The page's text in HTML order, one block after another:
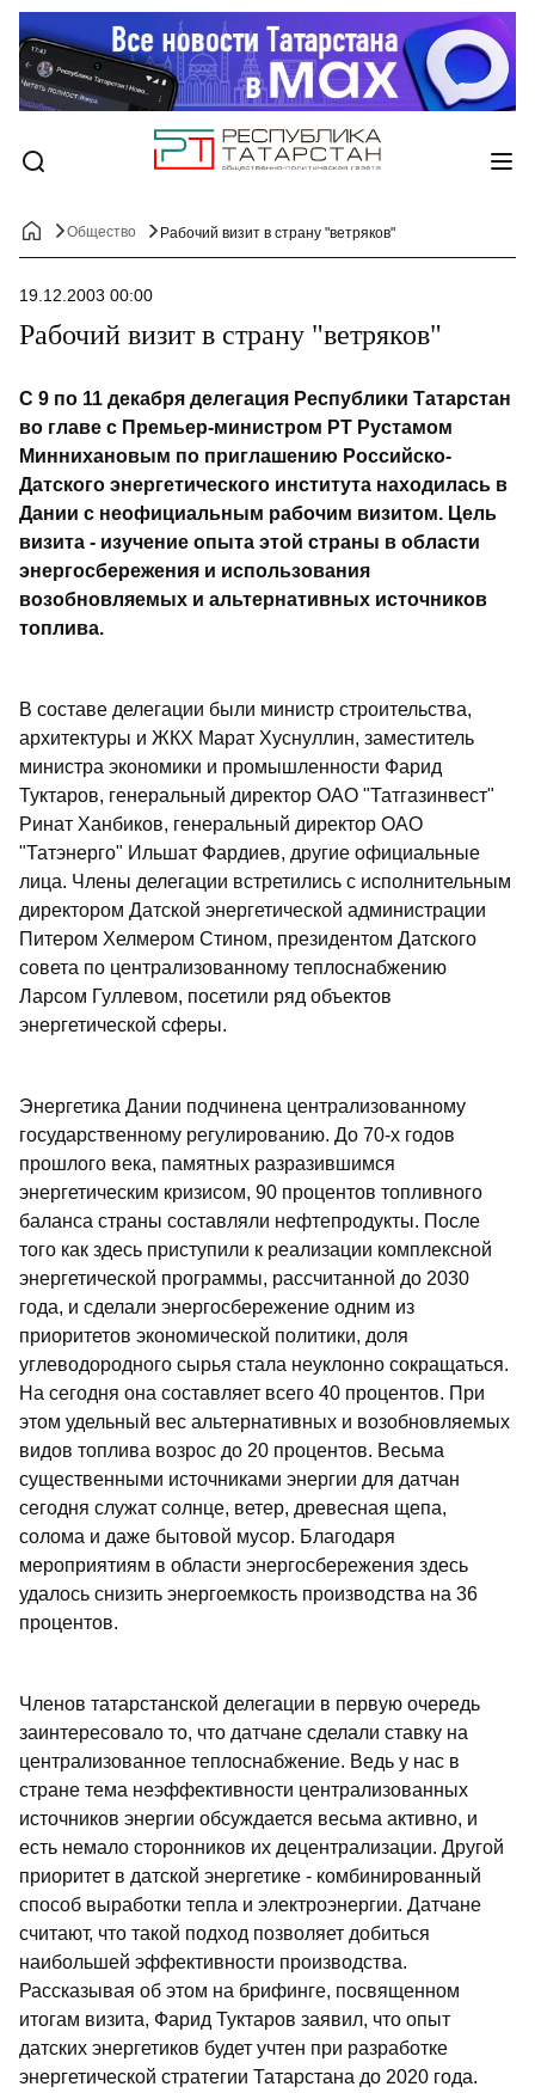
Общество Рабочий визит в страну "ветряков"
19.12.2003 00:00
Рабочий визит в страну "ветряков"
С 9 по 11 декабря делегация Республики Татарстан
во главе с Премьер-министром РТ Рустамом
Миннихановым по приглашению Российско-
Датского энергетического института находилась в
Дании с неофициальным рабочим визитом. Цель
визита - изучение опыта этой страны в области
энергосбережения и использования
возобновляемых и альтернативных источников
топлива.
В составе делегации были министр строительства,
архитектуры и ЖКХ Марат Хуснуллин, заместитель
министра экономики и промышленности Фарид
Туктаров, генеральный директор ОАО "Татгазинвест"
Ринат Ханбиков, генеральный директор ОАО
"Татэнерго" Ильшат Фардиев, другие официальные
лица. Члены делегации встретились с исполнительным
директором Датской энергетической администрации
Питером Хелмером Стином, президентом Датского
совета по централизованному теплоснабжению
Ларсом Гуллевом, посетили ряд объектов
энергетической сферы.
Энергетика Дании подчинена централизованному
государственному регулированию. До 70-х годов
прошлого века, памятных разразившимся
энергетическим кризисом, 90 процентов топливного
баланса страны составляли нефтепродукты. После
того как здесь приступили к реализации комплексной
энергетической программы, рассчитанной до 2030
года, и сделали энергосбережение одним из
приоритетов экономической политики, доля
углеводородного сырья стала неуклонно сокращаться.
На сегодня она составляет всего 40 процентов. При
этом удельный вес альтернативных и возобновляемых
видов топлива возрос до 20 процентов. Весьма
существенными источниками энергии для датчан
сегодня служат солнце, ветер, древесная щепа,
солома и даже бытовой мусор. Благодаря
мероприятиям в области энергосбережения здесь
удалось снизить энергоемкость производства на 36
процентов.
Членов татарстанской делегации в первую очередь
заинтересовало то, что датчане сделали ставку на
централизованное теплоснабжение. Ведь у нас в
стране тема неэффективности централизованных
источников энергии обсуждается весьма активно, и
есть немало сторонников их децентрализации. Другой
приоритет в датской энергетике - комбинированный
способ выработки тепла и электроэнергии. Датчане
считают, что такой подход позволяет добиться
наибольшей эффективности производства.
Рассказывая об этом на брифинге, посвященном
итогам визита, Фарид Туктаров заявил, что опыт
датских энергетиков будет учтен при разработке
энергетической стратегии Татарстана до 2020 года.